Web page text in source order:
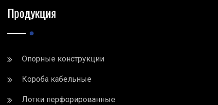
Продукция
Опорные конструкции
Короба кабельные
Лотки перфорированные